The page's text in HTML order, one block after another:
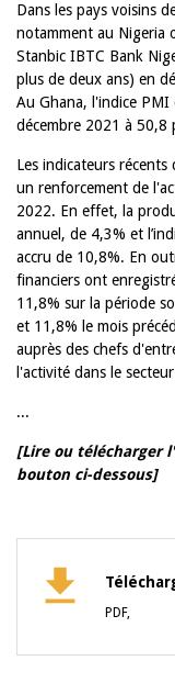
Dans les pays voisins
notamment au Nigeria
Stanbic IBTC Bank
plus de deux ans) en
Au Ghana, l'indice
décembre 2021 à 50,8
Les indicateurs
un renforcement de
2022. En effet, la
annuel, de 4,3% et
accru de 10,8%. En
financiers ont
11,8% sur la période
et 11,8% le mois
auprès des chefs
l'activité dans le
...
[Lire ou télécharger
bouton ci-dessous]
PDF,